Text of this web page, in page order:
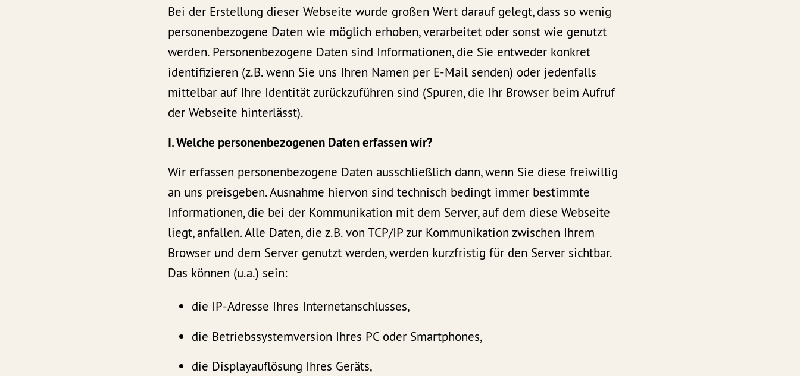
Bei der Erstellung dieser Webseite wurde großen Wert darauf gelegt, dass so wenig
personenbezogene Daten wie möglich erhoben, verarbeitet oder sonst wie genutzt
werden. Personenbezogene Daten sind Informationen, die Sie entweder konkret
identifizieren (z.B. wenn Sie uns Ihren Namen per E-Mail senden) oder jedenfalls
mittelbar auf Ihre Identität zurückzuführen sind (Spuren, die Ihr Browser beim Aufruf
der Webseite hinterlässt).
I. Welche personenbezogenen Daten erfassen wir?
Wir erfassen personenbezogene Daten ausschließlich dann, wenn Sie diese freiwillig
an uns preisgeben. Ausnahme hiervon sind technisch bedingt immer bestimmte
Informationen, die bei der Kommunikation mit dem Server, auf dem diese Webseite
liegt, anfallen. Alle Daten, die z.B. von TCP/IP zur Kommunikation zwischen Ihrem
Browser und dem Server genutzt werden, werden kurzfristig für den Server sichtbar.
Das können (u.a.) sein:
die IP-Adresse Ihres Internetanschlusses,
die Betriebssystemversion Ihres PC oder Smartphones,
die Displayauflösung Ihres Geräts,